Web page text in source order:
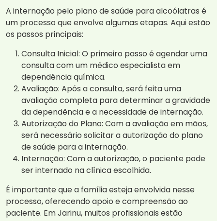
A internação pelo plano de saúde para alcoólatras é
um processo que envolve algumas etapas. Aqui estão
os passos principais:
Consulta Inicial: O primeiro passo é agendar uma
consulta com um médico especialista em
dependência química.
Avaliação: Após a consulta, será feita uma
avaliação completa para determinar a gravidade
da dependência e a necessidade de internação.
Autorização do Plano: Com a avaliação em mãos,
será necessário solicitar a autorização do plano
de saúde para a internação.
Internação: Com a autorização, o paciente pode
ser internado na clínica escolhida.
É importante que a família esteja envolvida nesse
processo, oferecendo apoio e compreensão ao
paciente. Em Jarinu, muitos profissionais estão